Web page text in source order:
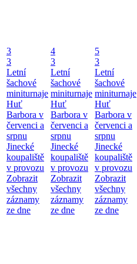
3
3
Letní
šachové
miniturnaje
Huť
Barbora v
červenci a
srpnu
Jinecké
koupaliště
v provozu
Zobrazit
všechny
záznamy
ze dne
4
3
Letní
šachové
miniturnaje
Huť
Barbora v
červenci a
srpnu
Jinecké
koupaliště
v provozu
Zobrazit
všechny
záznamy
ze dne
5
3
Letní
šachové
miniturnaje
Huť
Barbora v
červenci a
srpnu
Jinecké
koupaliště
v provozu
Zobrazit
všechny
záznamy
ze dne